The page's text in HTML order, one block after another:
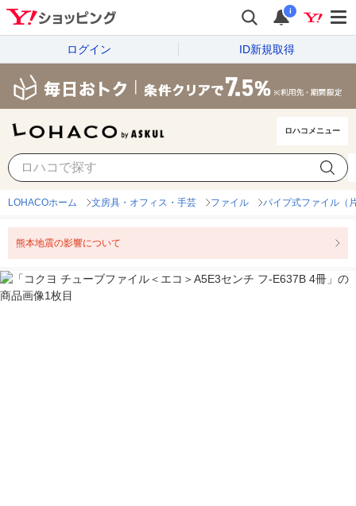
i
ログイン ID新規取得
ロハコメニュー
LOHACOホーム 文房具・オフィス・手芸 ファイル パイプ式ファイル（
熊本地震の影響について